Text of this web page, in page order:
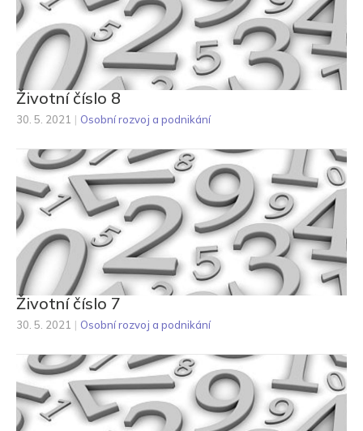
Životní číslo 8
30. 5. 2021 | Osobní rozvoj a podnikání
Životní číslo 7
30. 5. 2021 | Osobní rozvoj a podnikání